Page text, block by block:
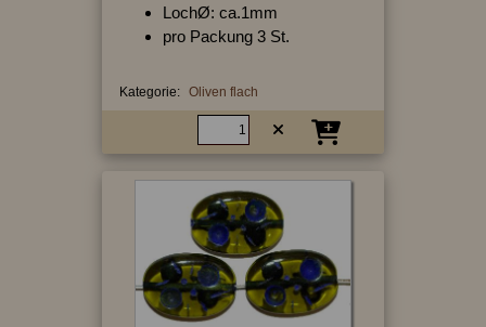
LochØ: ca.1mm
pro Packung 3 St.
Kategorie: Oliven flach